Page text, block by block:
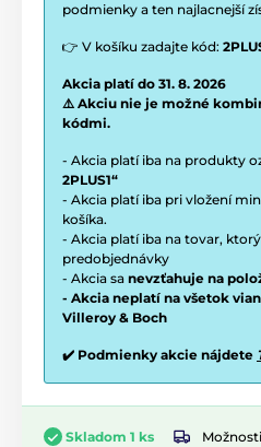
podmienky a ten najlacnejší
👉 V košíku zadajte kód:
Akcia platí do 31. 8. 2026
⚠️ Akciu nie je možné
kódmi.
- Akcia platí iba na produkty
2PLUS1“
- Akcia platí iba pri vložení
košíka.
- Akcia platí iba na tovar, ktorý
predobjednávky
- Akcia sa nevzťahuje na
- Akcia neplatí na všetok
Villeroy & Boch
✔️ Podmienky akcie nájdete
Skladom 1 ks